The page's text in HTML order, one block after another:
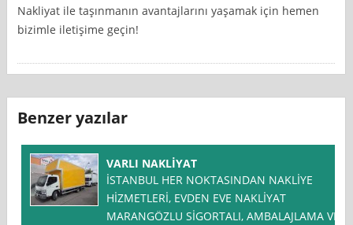
Nakliyat ile taşınmanın avantajlarını yaşamak için hemen
bizimle iletişime geçin!
Benzer yazılar
VARLI NAKLİYAT
İSTANBUL HER NOKTASINDAN NAKLİYE
HİZMETLERİ, EVDEN EVE NAKLİYAT
MARANGÖZLU SİGORTALI, AMBALAJLAMA VE